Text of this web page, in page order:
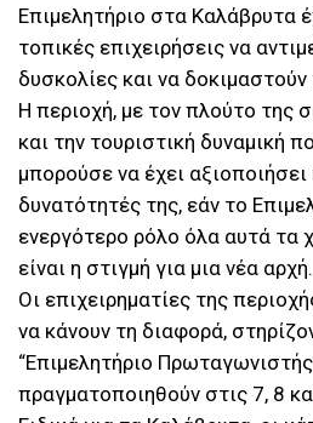
Επιμελητήριο στα Καλάβρυτα
τοπικές επιχειρήσεις να
δυσκολίες και να δοκιμαστούν
Η περιοχή, με τον πλούτο της
και την τουριστική δυναμική
μπορούσε να έχει αξιοποιήσει
δυνατότητές της, εάν το
ενεργότερο ρόλο όλα αυτά τα
είναι η στιγμή για μια νέα αρχή.
Οι επιχειρηματίες της
να κάνουν τη διαφορά,
“Επιμελητήριο
πραγματοποιηθούν στις 7, 8